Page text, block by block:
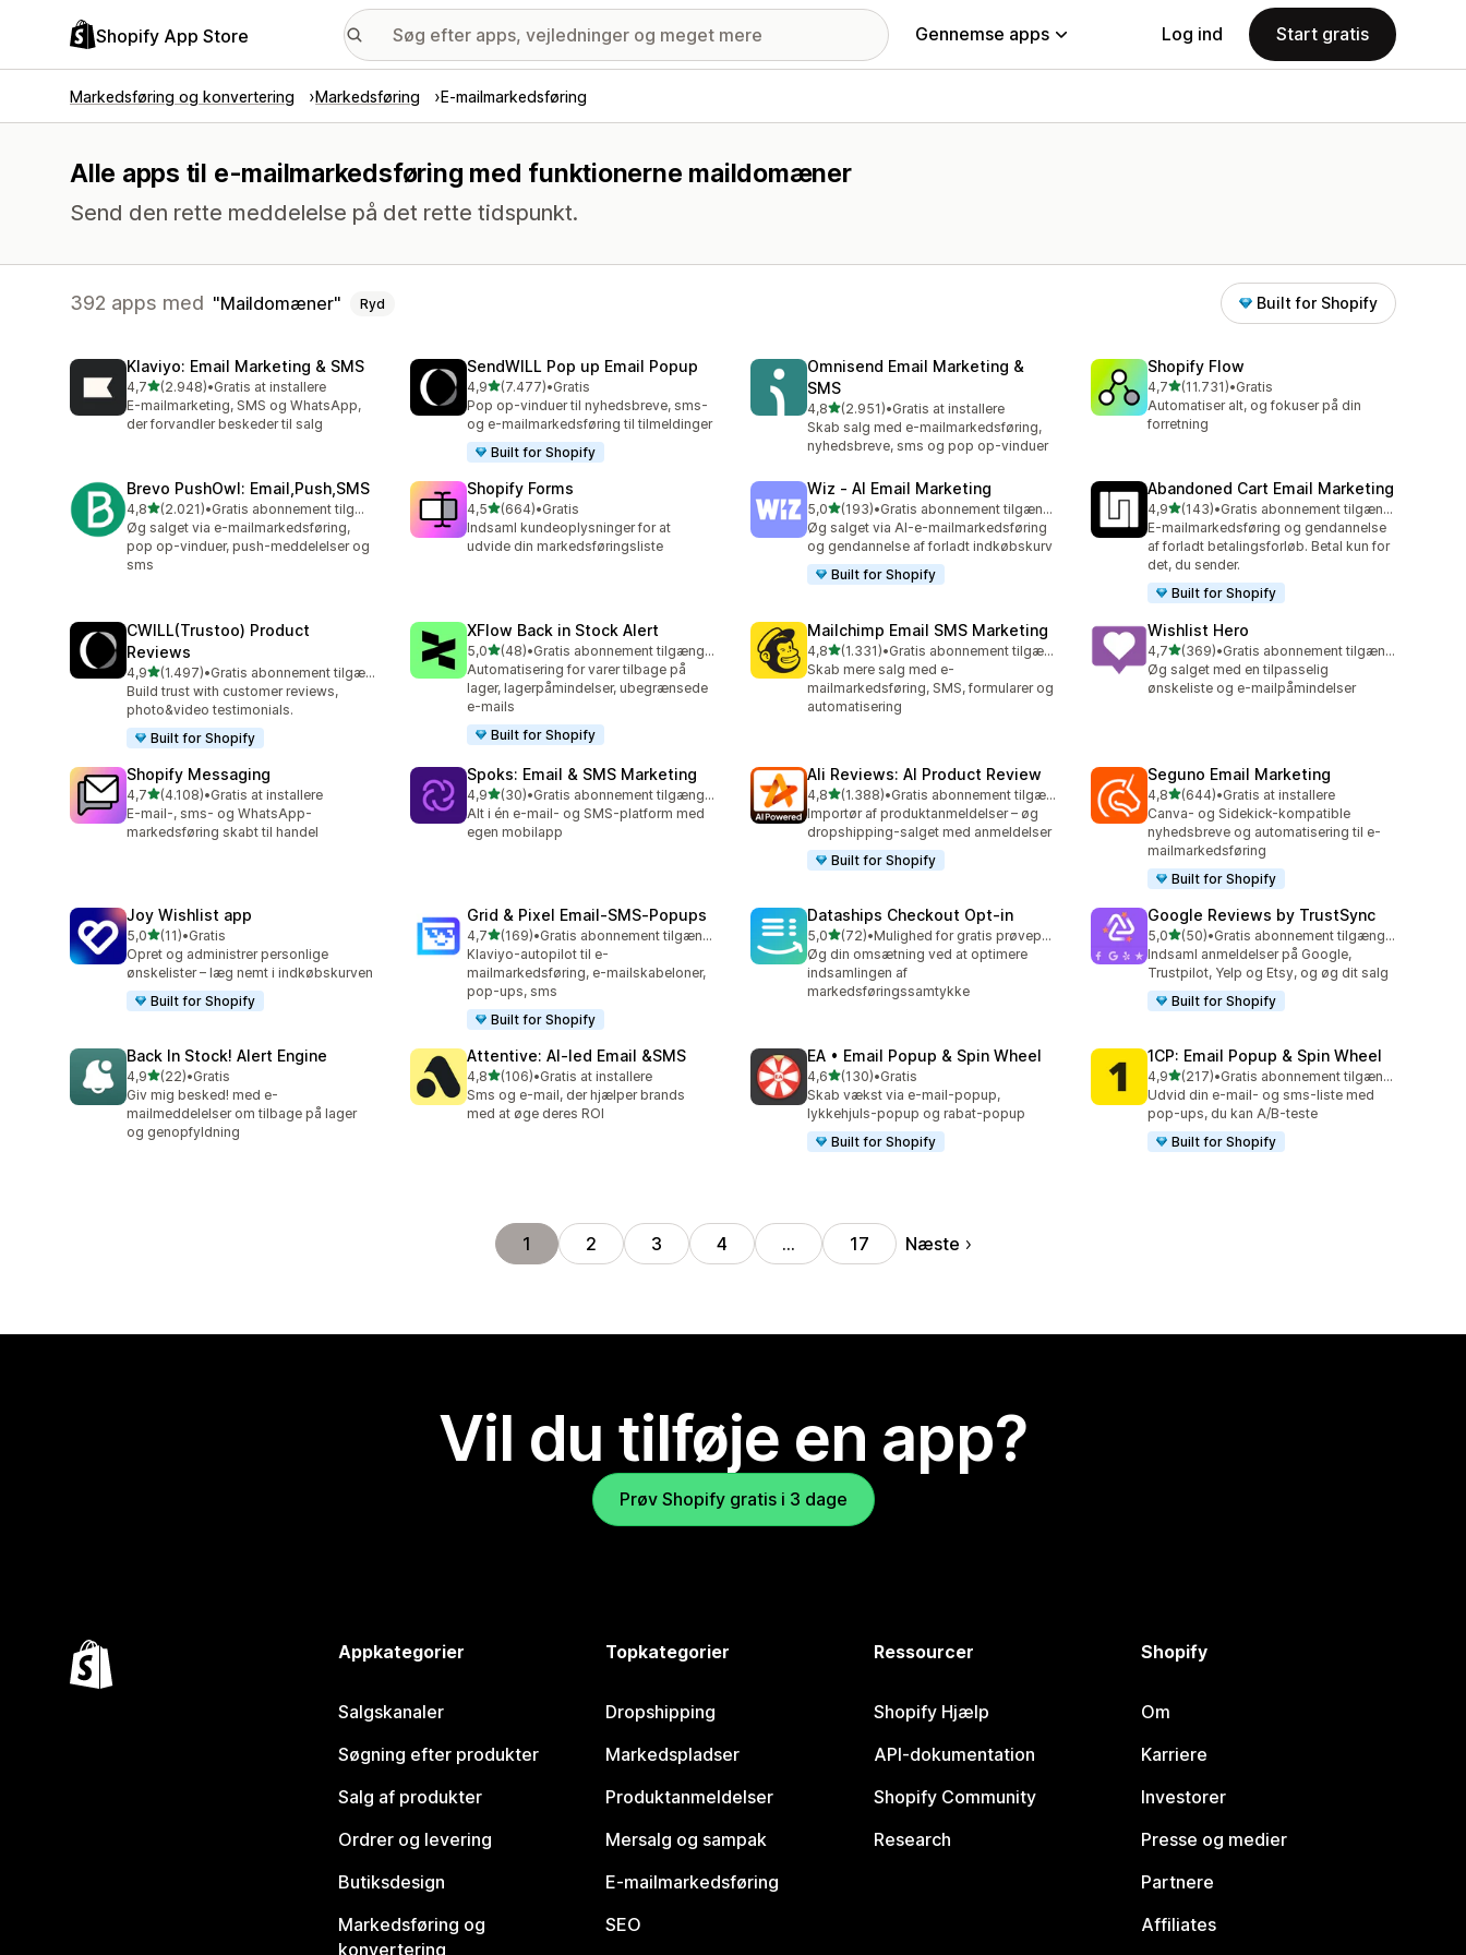
Shopify App Store Gennemse apps Log ind Start gratis
Markedsføring og konvertering Markedsføring E-mailmarkedsføring
Alle apps til e-mailmarkedsføring med funktionerne maildomæner
Send den rette meddelelse på det rette tidspunkt.
392 apps med Maildomæner Ryd Built for Shopify
Klaviyo: Email Marketing & SMS
4,7ud af 5 stjerner
(2.948)
2948 anmeldelser i alt
•Gratis at installere
E-mailmarketing, SMS og WhatsApp,
der forvandler beskeder til salg
SendWILL Pop up Email Popup
4,9ud af 5 stjerner
(7.477)
7477 anmeldelser i alt
•Gratis
Pop op-vinduer til nyhedsbreve, sms-
og e-mailmarkedsføring til tilmeldinger
Built for Shopify
Omnisend Email Marketing &
SMS
4,8ud af 5 stjerner
(2.951)
2951 anmeldelser i alt
•Gratis at installere
Skab salg med e-mailmarkedsføring,
nyhedsbreve, sms og pop op-vinduer
Shopify Flow
4,7ud af 5 stjerner
(11.731)
11731 anmeldelser i alt
•Gratis
Automatiser alt, og fokuser på din
forretning
Brevo PushOwl: Email,Push,SMS
4,8ud af 5 stjerner
(2.021)
2021 anmeldelser i alt
•
Gratis abonnement tilgængeligt
Øg salget via e-mailmarkedsføring,
pop op-vinduer, push-meddelelser og
sms
Shopify Forms
4,5ud af 5 stjerner
(664)
664 anmeldelser i alt
•Gratis
Indsaml kundeoplysninger for at
udvide din markedsføringsliste
Wiz ‑ AI Email Marketing
5,0ud af 5 stjerner
(193)
193 anmeldelser i alt
•
Gratis abonnement tilgængeligt
Øg salget via AI-e-mailmarkedsføring
og gendannelse af forladt indkøbskurv
Built for Shopify
Abandoned Cart Email Marketing
4,9ud af 5 stjerner
(143)
143 anmeldelser i alt
•
Gratis abonnement tilgængeligt
E-mailmarkedsføring og gendannelse
af forladt betalingsforløb. Betal kun for
det, du sender.
Built for Shopify
CWILL(Trustoo) Product
Reviews
4,9ud af 5 stjerner
(1.497)
1497 anmeldelser i alt
•
Gratis abonnement tilgængeligt
Build trust with customer reviews,
photo&video testimonials.
Built for Shopify
XFlow Back in Stock Alert
5,0ud af 5 stjerner
(48)
48 anmeldelser i alt
•
Gratis abonnement tilgængeligt
Automatisering for varer tilbage på
lager, lagerpåmindelser, ubegrænsede
e-mails
Built for Shopify
Mailchimp Email SMS Marketing
4,8ud af 5 stjerner
(1.331)
1331 anmeldelser i alt
•
Gratis abonnement tilgængeligt
Skab mere salg med e-
mailmarkedsføring, SMS, formularer og
automatisering
Wishlist Hero
4,7ud af 5 stjerner
(369)
369 anmeldelser i alt
•
Gratis abonnement tilgængeligt
Øg salget med en tilpasselig
ønskeliste og e-mailpåmindelser
Shopify Messaging
4,7ud af 5 stjerner
(4.108)
4108 anmeldelser i alt
•Gratis at installere
E-mail-, sms- og WhatsApp-
markedsføring skabt til handel
Spoks: Email & SMS Marketing
4,9ud af 5 stjerner
(30)
30 anmeldelser i alt
•
Gratis abonnement tilgængeligt
Alt i én e-mail- og SMS-platform med
egen mobilapp
Ali Reviews: AI Product Review
4,8ud af 5 stjerner
(1.388)
1388 anmeldelser i alt
•
Gratis abonnement tilgængeligt
Importør af produktanmeldelser – øg
dropshipping-salget med anmeldelser
Built for Shopify
Seguno Email Marketing
4,8ud af 5 stjerner
(644)
644 anmeldelser i alt
•Gratis at installere
Canva- og Sidekick-kompatible
nyhedsbreve og automatisering til e-
mailmarkedsføring
Built for Shopify
Joy Wishlist app
5,0ud af 5 stjerner
(11)
11 anmeldelser i alt
•Gratis
Opret og administrer personlige
ønskelister – læg nemt i indkøbskurven
Built for Shopify
Grid & Pixel Email‑SMS‑Popups
4,7ud af 5 stjerner
(169)
169 anmeldelser i alt
•
Gratis abonnement tilgængeligt
Klaviyo-autopilot til e-
mailmarkedsføring, e-mailskabeloner,
pop-ups, sms
Built for Shopify
Dataships Checkout Opt‑in
5,0ud af 5 stjerner
(72)
72 anmeldelser i alt
•
Mulighed for gratis prøveperiode
Øg din omsætning ved at optimere
indsamlingen af
markedsføringssamtykke
Google Reviews by TrustSync
5,0ud af 5 stjerner
(50)
50 anmeldelser i alt
•
Gratis abonnement tilgængeligt
Indsaml anmeldelser på Google,
Trustpilot, Yelp og Etsy, og øg dit salg
Built for Shopify
Back In Stock! Alert Engine
4,9ud af 5 stjerner
(22)
22 anmeldelser i alt
•Gratis
Giv mig besked! med e-
mailmeddelelser om tilbage på lager
og genopfyldning
Attentive: AI‑led Email &SMS
4,8ud af 5 stjerner
(106)
106 anmeldelser i alt
•Gratis at installere
Sms og e-mail, der hjælper brands
med at øge deres ROI
EA • Email Popup & Spin Wheel
4,6ud af 5 stjerner
(130)
130 anmeldelser i alt
•Gratis
Skab vækst via e-mail-popup,
lykkehjuls-popup og rabat-popup
Built for Shopify
1CP: Email Popup & Spin Wheel
4,9ud af 5 stjerner
(217)
217 anmeldelser i alt
•
Gratis abonnement tilgængeligt
Udvid din e-mail- og sms-liste med
pop-ups, du kan A/B-teste
Built for Shopify
1 2 3 4 … 17 Næste
Vil du tilføje en app?
Prøv Shopify gratis i 3 dage
Appkategorier
Salgskanaler
Søgning efter produkter
Salg af produkter
Ordrer og levering
Butiksdesign
Markedsføring og
konvertering
Topkategorier
Dropshipping
Markedspladser
Produktanmeldelser
Mersalg og sampak
E-mailmarkedsføring
SEO
Ressourcer
Shopify Hjælp
API-dokumentation
Shopify Community
Research
Shopify
Om
Karriere
Investorer
Presse og medier
Partnere
Affiliates